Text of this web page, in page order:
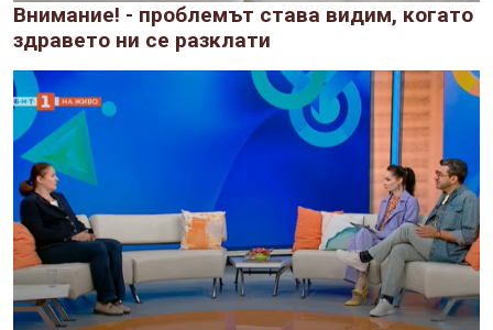
Внимание! - проблемът става видим, когато
здравето ни се разклати